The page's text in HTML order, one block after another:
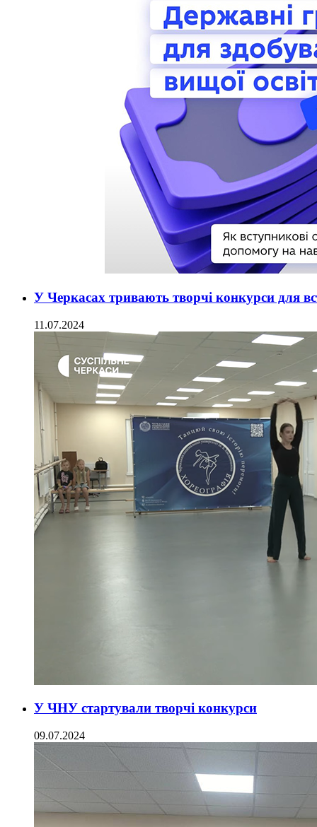
У Черкасах тривають творчі конкурси для
11.07.2024
У ЧНУ стартували творчі конкурси
09.07.2024